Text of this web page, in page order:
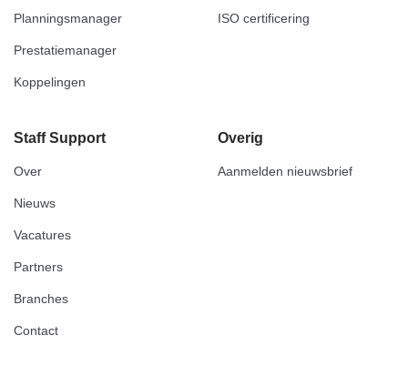
Planningsmanager
Prestatiemanager
Koppelingen
ISO certificering
Staff Support
Over
Nieuws
Vacatures
Partners
Branches
Contact
Overig
Aanmelden nieuwsbrief